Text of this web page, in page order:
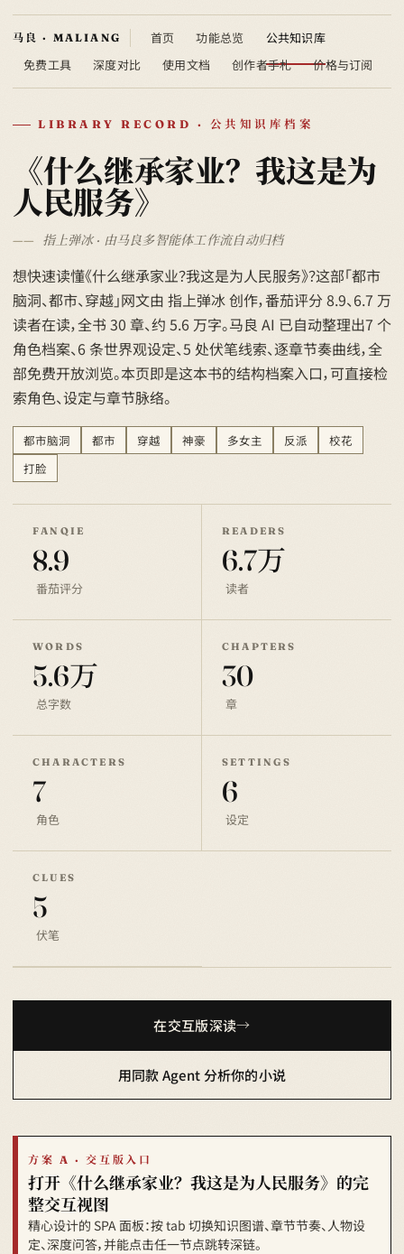
首页 功能总览
公共知识库
免费工具
深度对比 使用文档 创作者手札 价格与订阅
LIBRARY RECORD · 公共知识库档案
《什么继承家业？我这是为
人民服务》
指上弹冰 · 由马良多智能体工作流自动归档
想快速读懂《什么继承家业？我这是为人民服务》？这部「都市
脑洞、都市、穿越」网文由 指上弹冰 创作，番茄评分 8.9、6.7 万
读者在读，全书 30 章、约 5.6 万字。马良 AI 已自动整理出7 个
角色档案、6 条世界观设定、5 处伏笔线索、逐章节奏曲线，全
部免费开放浏览。本页即是这本书的结构档案入口，可直接检
索角色、设定与章节脉络。
都市脑洞 都市 穿越 神豪 多女主 反派
校花
打脸
FANQIE
8.9
番茄评分
READERS
6.7万
读者
WORDS
5.6万
总字数
CHAPTERS
30
章
CHARACTERS
7
角色
SETTINGS
6
设定
CLUES
5
伏笔
在交互版深读
用同款 Agent 分析你的小说
方案 A · 交互版入口
打开《什么继承家业？我这是为人民服务》的完
整交互视图
精心设计的 SPA 面板：按 tab 切换知识图谱、章节节奏、人物设
定、深度问答，并能点击任一节点跳转深链。